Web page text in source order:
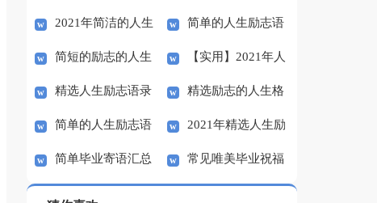
志语录汇总73条 作文合集七篇
2021年简洁的人生
励志语录摘录54条
简单的人生励志语
录70句
简短的励志的人生
格言97条
【实用】2021年人
生励志语录集锦55句
精选人生励志语录
46条
精选励志的人生格
言集合84句
简单的人生励志语
录大集合58句
2021年精选人生励
志语录摘录34句
简单毕业寄语汇总 常见唯美毕业祝福